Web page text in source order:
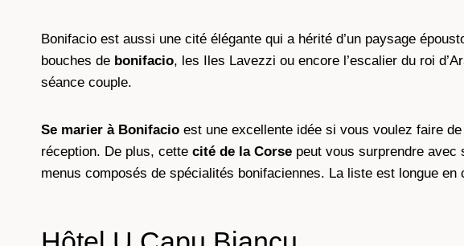
Bonifacio est aussi une cité élégante qui a hérité d’un paysage
bouches de bonifacio, les Iles Lavezzi ou encore l’escalier du roi
séance couple.
Se marier à Bonifacio est une excellente idée si vous voulez faire
réception. De plus, cette cité de la Corse peut vous surprendre avec
menus composés de spécialités bonifaciennes. La liste est longue en